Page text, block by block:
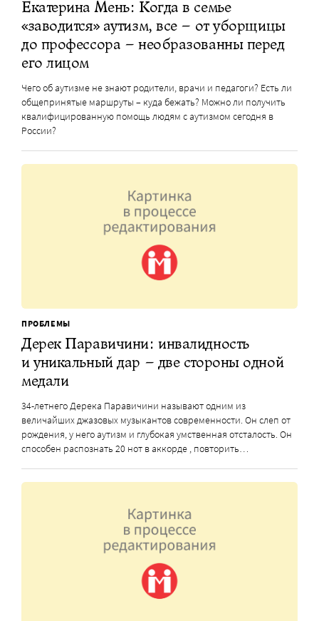
Екатерина Мень: Когда в семье
«заводится» аутизм, все – от уборщицы
до профессора – необразованны перед
его лицом
Чего об аутизме не знают родители, врачи и педагоги? Есть ли
общепринятые маршруты – куда бежать? Можно ли получить
квалифицированную помощь людям с аутизмом сегодня в
России?
ПРОБЛЕМЫ
Дерек Паравичини: инвалидность
и уникальный дар – две стороны одной
медали
34-летнего Дерека Паравичини называют одним из
величайших джазовых музыкантов современности. Он слеп от
рождения, у него аутизм и глубокая умственная отсталость. Он
способен распознать 20 нот в аккорде , повторить…